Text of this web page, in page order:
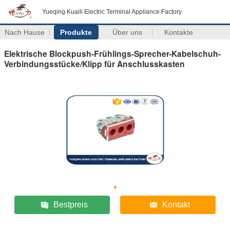
Yueqing Kuaili Electric Terminal Appliance Factory
Nach Hause Produkte Über uns Kontakte
Elektrische Blockpush-Frühlings-Sprecher-Kabelschuh-
Verbindungsstücke/Klipp für Anschlusskasten
Bestpreis Kontakt